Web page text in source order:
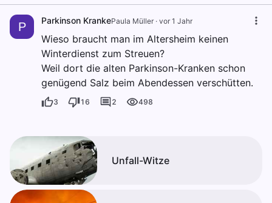
P Parkinson KrankePaula Müller · vor 1 Jahr
Wieso braucht man im Altersheim keinen
Winterdienst zum Streuen?
Weil dort die alten Parkinson-Kranken schon
genügend Salz beim Abendessen verschütten.
3 16 2 498
Unfall-Witze